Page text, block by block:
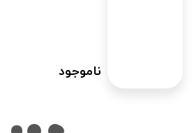
ناموجود